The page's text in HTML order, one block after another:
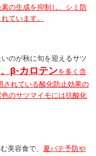
の生成を抑制し、シミ防
ています。
のが秋に旬を迎えるサツ
β-カロテンを多く含
されている酸化防止効果の
のサツマイモには抗酸化
美容食で、 夏バテ予防や